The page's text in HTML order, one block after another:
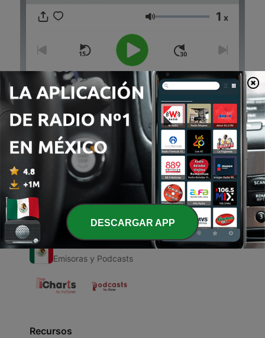
Volumen 1 x
00:00 00:00
Episodios
1 - El esclavo
12 nov. 2020
Emisoras y Podcasts
Recursos
DESCARGAR APP